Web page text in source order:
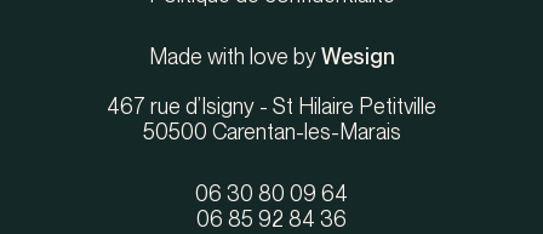
Made with love byWesign
467 rue d’Isigny - St Hilaire Petitville
50500 Carentan-les-Marais
06 30 80 09 64
06 85 92 84 36